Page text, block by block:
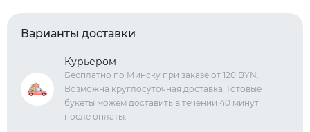
Варианты доставки
Курьером
Бесплатно по Минску при заказе от 120 BYN.
Возможна круглосуточная доставка. Готовые
букеты можем доставить в течении 40 минут
после оплаты.